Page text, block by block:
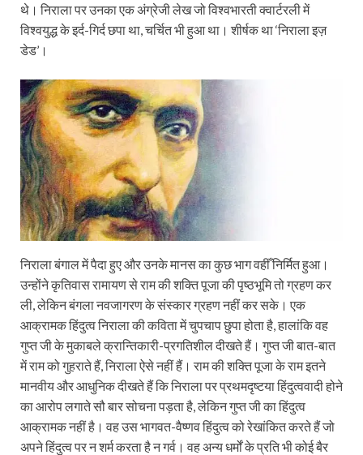
थे। निराला पर उनका एक अंग्रेजी लेख जो विश्वभारती क्वार्टरली में
विश्वयुद्ध के इर्द-गिर्द छपा था, चर्चित भी हुआ था। शीर्षक था ‘निराला इज़
डेड’।
निराला बंगाल में पैदा हुए और उनके मानस का कुछ भाग वहीँ निर्मित हुआ।
उन्होंने कृतिवास रामायण से राम की शक्ति पूजा की पृष्ठभूमि तो ग्रहण कर
ली, लेकिन बंगला नवजागरण के संस्कार ग्रहण नहीं कर सके। एक
आक्रामक हिंदुत्व निराला की कविता में चुपचाप छुपा होता है, हालांकि वह
गुप्त जी के मुकाबले क्रान्तिकारी-प्रगतिशील दीखते हैं। गुप्त जी बात-बात
में राम को गुहराते हैं, निराला ऐसे नहीं हैं। राम की शक्ति पूजा के राम इतने
मानवीय और आधुनिक दीखते हैं कि निराला पर प्रथमदृष्टया हिंदुत्ववादी होने
का आरोप लगाते सौ बार सोचना पड़ता है, लेकिन गुप्त जी का हिंदुत्व
आक्रामक नहीं है। वह उस भागवत-वैष्णव हिंदुत्व को रेखांकित करते हैं जो
अपने हिंदुत्व पर न शर्म करता है न गर्व। वह अन्य धर्मों के प्रति भी कोई बैर